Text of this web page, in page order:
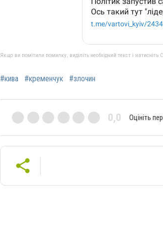
Якщо ви помітили помилку, виділіть необхідний текст і
#кива #кременчук #злочин
0,0 Оцініть